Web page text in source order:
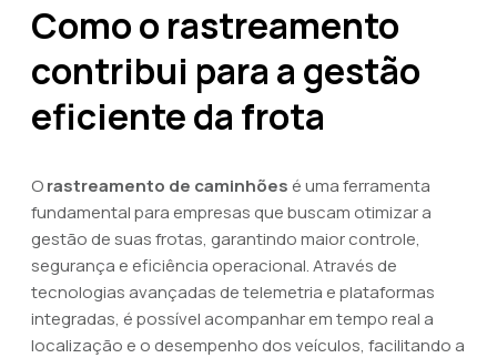
Como o rastreamento
contribui para a gestão
eficiente da frota
Orastreamento de caminhões é uma ferramenta
fundamental para empresas que buscam otimizar a
gestão de suas frotas, garantindo maior controle,
segurança e eficiência operacional. Através de
tecnologias avançadas de telemetria e plataformas
integradas, é possível acompanhar em tempo real a
localização e o desempenho dos veículos, facilitando a